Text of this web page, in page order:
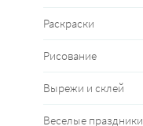
Раскраски
Рисование
Вырежи и склей
Веселые праздники